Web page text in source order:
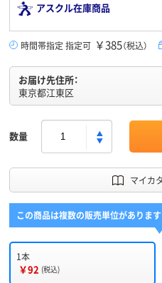
アスクル在庫商品
時間帯指定 指定可 ￥385（税込）
お届け先住所：
東京都江東区
数量
マイカ
この商品は複数の販売単位があります
1本
￥92 (税込)